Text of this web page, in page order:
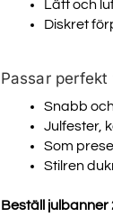
Lätt och
Diskret
Passar perfekt
Snabb
Julfester,
Som
Stilren
Beställ julbanner